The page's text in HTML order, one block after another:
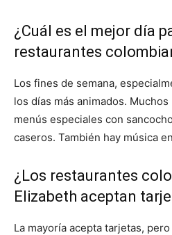
¿Cuál es el mejor día
restaurantes
Los fines de semana,
los días más animados.
menús especiales con
caseros. También hay música
¿Los restaurantes
Elizabeth aceptan
La mayoría acepta tarjetas,